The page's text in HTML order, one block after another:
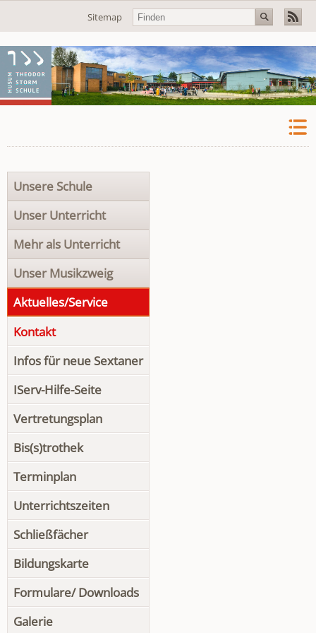
Navigation
Sitemap
Navigation
überspringen
Unsere Schule
Unser Unterricht
Mehr als Unterricht
Unser Musikzweig
Aktuelles/Service
Kontakt
Infos für neue Sextaner
IServ-Hilfe-Seite
Vertretungsplan
Bis(s)trothek
Terminplan
Unterrichtszeiten
Schließfächer
Bildungskarte
Formulare/ Downloads
Galerie